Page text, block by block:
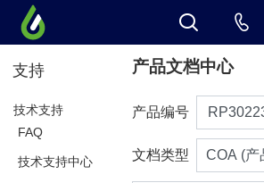
支持
技术支持
FAQ
技术支持中心
产品文档中心
产品编号
文档类型